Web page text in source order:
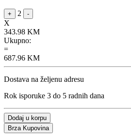
+ 2 -
X
343.98 KM
Ukupno:
=
687.96 KM
Dostava na željenu adresu
Rok isporuke 3 do 5 radnih dana
Dodaj u korpu
Brza Kupovina